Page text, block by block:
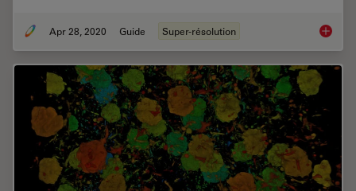
Apr 28, 2020 Guide Super-résolution A